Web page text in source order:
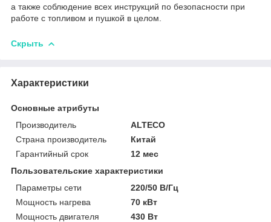
а также соблюдение всех инструкций по безопасности при
работе с топливом и пушкой в целом.
Скрыть
Характеристики
Основные атрибуты
Производитель
ALTECO
Страна производитель
Китай
Гарантийный срок
12 мес
Пользовательские характеристики
Параметры сети
220/50 В/Гц
Мощность нагрева
70 кВт
Мощность двигателя
430 Вт